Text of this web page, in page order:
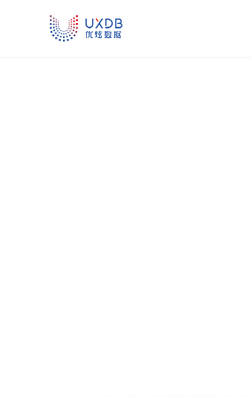
UXDB - 新一代全场景智能数据库